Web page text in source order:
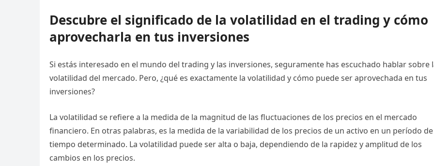
Descubre el significado de la volatilidad en el trading y cómo
aprovecharla en tus inversiones
Si estás interesado en el mundo del trading y las inversiones, seguramente has escuchado hablar sobre
volatilidad del mercado. Pero, ¿qué es exactamente la volatilidad y cómo puede ser aprovechada en tus
inversiones?
La volatilidad se refiere a la medida de la magnitud de las fluctuaciones de los precios en el mercado
financiero. En otras palabras, es la medida de la variabilidad de los precios de un activo en un período de
tiempo determinado. La volatilidad puede ser alta o baja, dependiendo de la rapidez y amplitud de los
cambios en los precios.